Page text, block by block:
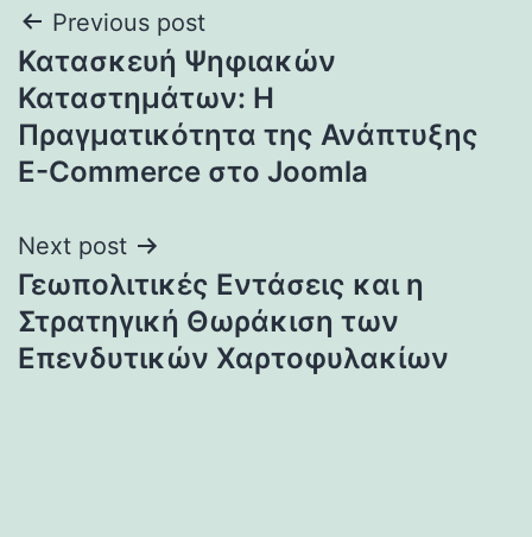
Post
navigation
Previous post
Κατασκευή Ψηφιακών
Καταστημάτων: Η
Πραγματικότητα της Ανάπτυξης
E-Commerce στο Joomla
Next post
Γεωπολιτικές Εντάσεις και η
Στρατηγική Θωράκιση των
Επενδυτικών Χαρτοφυλακίων